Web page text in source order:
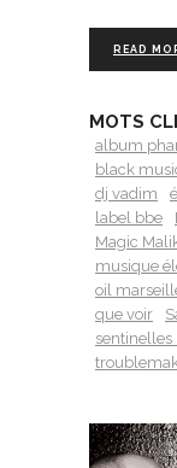
READ
MOTS
album
black
dj vadim
label bbe
Magic
musique
oil
que voir